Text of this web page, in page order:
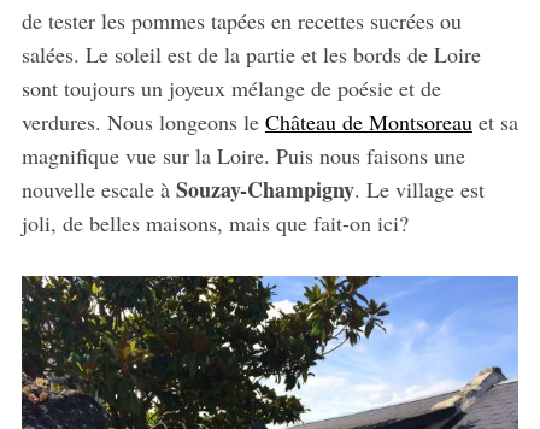
de tester les pommes tapées en recettes sucrées ou
salées. Le soleil est de la partie et les bords de Loire
sont toujours un joyeux mélange de poésie et de
verdures. Nous longeons le Château de Montsoreau et sa
magnifique vue sur la Loire. Puis nous faisons une
nouvelle escale à Souzay-Champigny. Le village est
joli, de belles maisons, mais que fait-on ici?